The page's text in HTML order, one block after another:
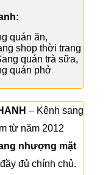
quán ăn,
shop thời trang
quán trà sữa,
quán phở
– Kênh sang
từ năm 2012
nhượng mặt
đủ chính chủ.